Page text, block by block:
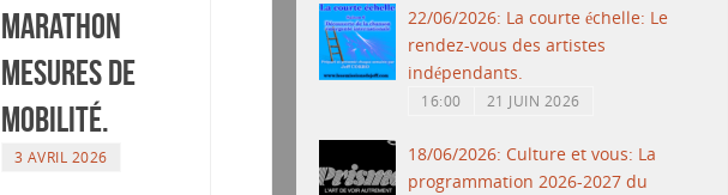
Marathon
Mesures de
mobilité.
3 AVRIL 2026
22/06/2026: La courte échelle: Le
rendez-vous des artistes
indépendants.
16:00 21 JUIN 2026
18/06/2026: Culture et vous: La
programmation 2026-2027 du